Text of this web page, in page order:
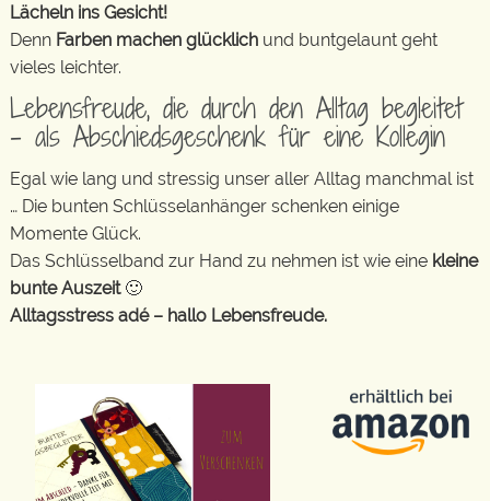
Lächeln ins Gesicht!
Denn Farben machen glücklich und buntgelaunt geht
vieles leichter.
Lebensfreude, die durch den Alltag begleitet
– als Abschiedsgeschenk für eine Kollegin
Egal wie lang und stressig unser aller Alltag manchmal ist
… Die bunten Schlüsselanhänger schenken einige
Momente Glück.
Das Schlüsselband zur Hand zu nehmen ist wie eine kleine
bunte Auszeit🙂
Alltagsstress adé – hallo Lebensfreude.